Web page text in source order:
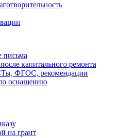
письма
капитального ремонта
ФГОС, рекомендации
оснащению
на грант